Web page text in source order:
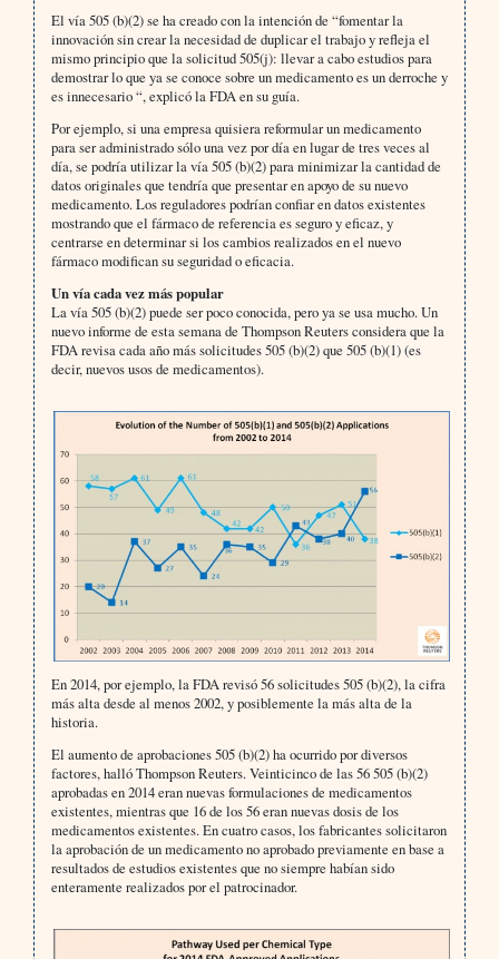
El vía 505 (b)(2) se ha creado con la intención de “fomentar la
innovación sin crear la necesidad de duplicar el trabajo y refleja el
mismo principio que la solicitud 505(j): llevar a cabo estudios para
demostrar lo que ya se conoce sobre un medicamento es un derroche y
es innecesario “, explicó la FDA en su guía.
Por ejemplo, si una empresa quisiera reformular un medicamento
para ser administrado sólo una vez por día en lugar de tres veces al
día, se podría utilizar la vía 505 (b)(2) para minimizar la cantidad de
datos originales que tendría que presentar en apoyo de su nuevo
medicamento. Los reguladores podrían confiar en datos existentes
mostrando que el fármaco de referencia es seguro y eficaz, y
centrarse en determinar si los cambios realizados en el nuevo
fármaco modifican su seguridad o eficacia.
Un vía cada vez más popular
La vía 505 (b)(2) puede ser poco conocida, pero ya se usa mucho. Un
nuevo informe de esta semana de Thompson Reuters considera que la
FDA revisa cada año más solicitudes 505 (b)(2) que 505 (b)(1) (es
decir, nuevos usos de medicamentos).
En 2014, por ejemplo, la FDA revisó 56 solicitudes 505 (b)(2), la cifra
más alta desde al menos 2002, y posiblemente la más alta de la
historia.
El aumento de aprobaciones 505 (b)(2) ha ocurrido por diversos
factores, halló Thompson Reuters. Veinticinco de las 56 505 (b)(2)
aprobadas en 2014 eran nuevas formulaciones de medicamentos
existentes, mientras que 16 de los 56 eran nuevas dosis de los
medicamentos existentes. En cuatro casos, los fabricantes solicitaron
la aprobación de un medicamento no aprobado previamente en base a
resultados de estudios existentes que no siempre habían sido
enteramente realizados por el patrocinador.